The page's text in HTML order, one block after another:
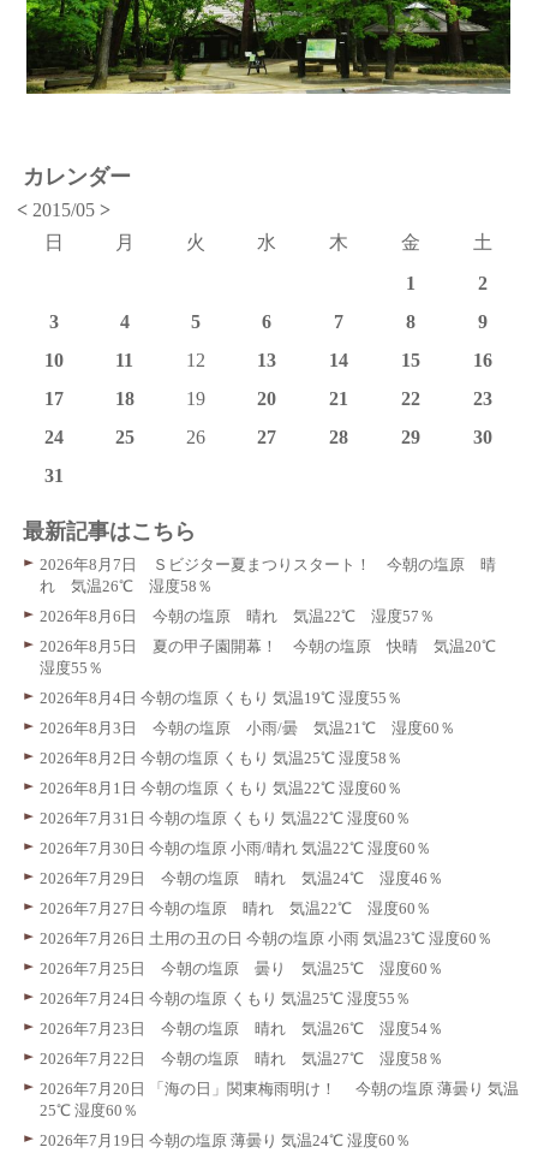
カレンダー
< 2015/05>
日
月 火 水 木 金
土
1
2
3
4 5 6 7 8
9
10
11 12 13 14 15
16
17
18 19 20 21 22
23
24
25 26 27 28 29
30
31
最新記事はこちら
2026年8月7日 Ｓビジター夏まつりスタート！ 今朝の塩原 晴
れ 気温26℃ 湿度58％
2026年8月6日 今朝の塩原 晴れ 気温22℃ 湿度57％
2026年8月5日 夏の甲子園開幕！ 今朝の塩原 快晴 気温20℃
湿度55％
2026年8月4日 今朝の塩原 くもり 気温19℃ 湿度55％
2026年8月3日 今朝の塩原 小雨/曇 気温21℃ 湿度60％
2026年8月2日 今朝の塩原 くもり 気温25℃ 湿度58％
2026年8月1日 今朝の塩原 くもり 気温22℃ 湿度60％
2026年7月31日 今朝の塩原 くもり 気温22℃ 湿度60％
2026年7月30日 今朝の塩原 小雨/晴れ 気温22℃ 湿度60％
2026年7月29日 今朝の塩原 晴れ 気温24℃ 湿度46％
2026年7月27日 今朝の塩原 晴れ 気温22℃ 湿度60％
2026年7月26日 土用の丑の日 今朝の塩原 小雨 気温23℃ 湿度60％
2026年7月25日 今朝の塩原 曇り 気温25℃ 湿度60％
2026年7月24日 今朝の塩原 くもり 気温25℃ 湿度55％
2026年7月23日 今朝の塩原 晴れ 気温26℃ 湿度54％
2026年7月22日 今朝の塩原 晴れ 気温27℃ 湿度58％
2026年7月20日 「海の日」関東梅雨明け！ 今朝の塩原 薄曇り 気温
25℃ 湿度60％
2026年7月19日 今朝の塩原 薄曇り 気温24℃ 湿度60％